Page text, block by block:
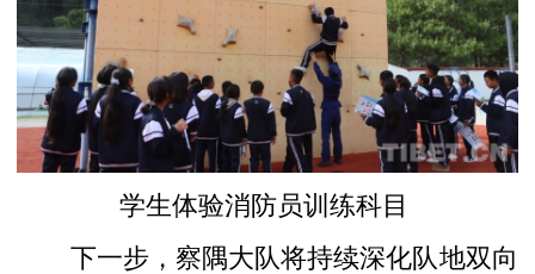
学生体验消防员训练科目
下一步，察隅大队将持续深化队地双向